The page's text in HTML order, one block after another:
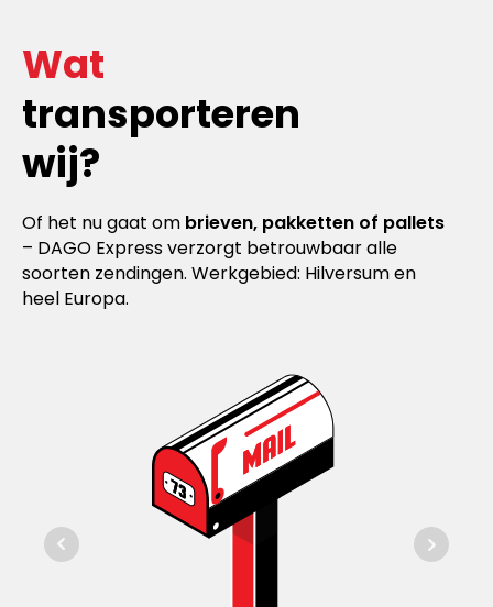
Wat
transporteren
wij?
Of het nu gaat om brieven, pakketten of pallets
– DAGO Express verzorgt betrouwbaar alle
soorten zendingen. Werkgebied: Hilversum en
heel Europa.